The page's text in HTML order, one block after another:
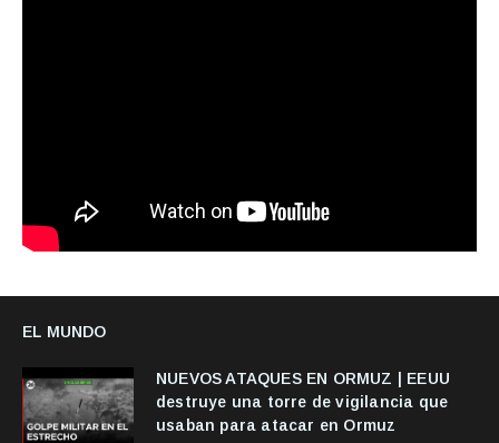
EL MUNDO
NUEVOS ATAQUES EN ORMUZ | EEUU
destruye una torre de vigilancia que
usaban para atacar en Ormuz